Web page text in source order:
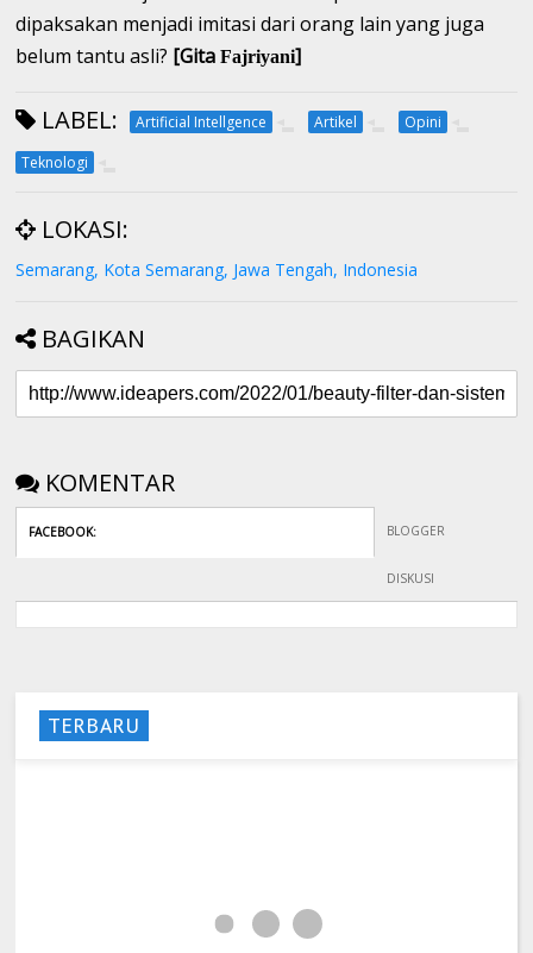
dipaksakan menjadi imitasi dari orang lain yang juga
belum tantu asli? [GitaFajriyani]
LABEL: Artificial Intellgence Artikel
Opini
Teknologi
LOKASI:
Semarang, Kota Semarang, Jawa Tengah, Indonesia
BAGIKAN
KOMENTAR
FACEBOOK: BLOGGER
DISKUSI
TERBARU